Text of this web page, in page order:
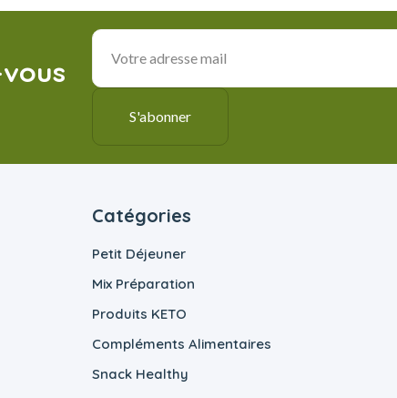
Catégories
Petit Déjeuner
Mix Préparation
Produits KETO
Compléments Alimentaires
Snack Healthy